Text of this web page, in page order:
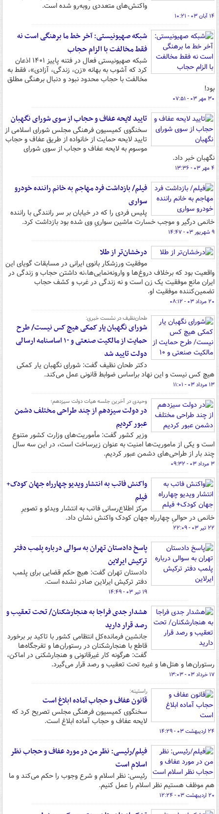
واکنش‌های متعددی روبه‌رو شده است.
۱۴ آبان ۰۳ - ۱۰:۲۱
شبکه صهیونیستی: آخر خط ما برهنگی است نه
فقط مخالفت با الزام حجاب
شبکه صهیونیستی فعال در فتنه پاییز ۱۴۰۱ اذعان
کرد که آشوب به بهانه «زن، زندگی، آزادی»، فقط به
مخالفت با حجاب محدود نبود و دنبال برهنگی مطلق
بود!
۳۰ مهر ۰۳ - ۰۷:۵۱
تایید لایحه عفاف و حجاب از سوی شورای نگهبان
سخنگوی کمیسیون فرهنگی مجلس شورای اسلامی از
تایید لایحه حمایت از خانواده از طریق عفاف و حجاب
موسوم به لایحه عفاف و حجاب از سوی شورای
نگهبان خبر داد.
۴ مهر ۰۳ - ۱۳:۳۶
فیلم/ بازداشت فرد مهاجم به خانم راننده خودرو
سواری
پلیس فردی را که در خیابان بر سر رانندگی با راننده
خانمی درگیر و موجب خسارت ماشین سواریِ وی شده بود بازداشت کرد.
۹ شهریور ۰۳ - ۱۴:۴۷
درخشان‌تر از طلا
موفقیت ورزشکار بانوی ایرانی در مسابقات گویای این
واقعیت بود که برخلاف دروغ‌ها و وارونه‌نمایی‌ها،نه داشتن حجاب و زندگی در
ایران مانع موفقیت یک زن است و نه زندگی در غرب و کشف حجاب
تضمین‌کننده موفقیت او.
۲۰ مرداد ۰۳ - ۰۸:۱۲
طحان‌نظیف در نشست خبری:
شورای نگهبان یار کمکی هیچ کس نیست/ طرح
حمایت از مالکیت صنعتی و ۱۰ اساسنامه ارسالی
دولت تایید شد
دکتر طحان نظیف گفت: شورای نگهبان یار کمکی
هیچ کس نیست و این نهاد براساس ضوابط قانونی عمل می‌کند.
۱۳ مرداد ۰۳ - ۱۱:۰۱
وحیدی در آخرین جلسه هیات دولت سیزدهم؛
در دولت سیزدهم از چند طراحی مختلف دشمن
عبور کردیم
وزیر کشور گفت: مأموریت‌های وزارت کشور متنوع
است و یکی از ماموریت‌ها امنیت به عنوان زیرساخت است، در این سه سال
چند بار از طراحی‌های دشمن عبور کردیم.
۳ مرداد ۰۳ - ۰۹:۳۲
واکنش فاتب به انتشار ویدیو چهارراه جهان کودک+
فیلم
مرکز اطلاع‌رسانی فاتب به انتشار ویدئو و تصویرِ
خانمی در حوالیِ چهارراه جهان کودک واکنش نشان داد.
۲۲ تیر ۰۳ - ۲۲:۰۹
پاسخ دادستان تهران به سوالی درباره پلمب دفتر
ترکیش ایرلاین
دادستان تهران گفت: هیچ حکم قضایی برای پلمب
دفتر ترکیش ایرلاین صادر نشده است.
۱۹ تیر ۰۳ - ۱۴:۴۹
هشدار جدی فراجا به هنجارشکنان/ تحت تعقیب و
رصد قرار دارید
جانشین فرمانده‌کل انتظامی کشور با تاکید بر برخورد
قاطع با هنجارشکنان در رستوران‌ها و تفرجگاه‌ها
گفت: هرگونه کار غیرقانونی و هنجارشکنی در اماکن،
رستوران‌ها و هتل‌ها و غیره تحت تعقیب و رصد قرار می‌گیرد.
۱۷ خرداد ۰۳ - ۱۳:۰۳
راستینه:
قانون عفاف و حجاب آماده ابلاغ است
سخنگوی کمیسیون فرهنگی مجلس تصریح کرد که
لایحه عفاف و حجاب آماده ابلاغ است.
۲۴ اردیبهشت ۰۳ - ۱۴:۲۹
فیلم/رئیسی: نظر من در مورد عفاف و حجاب نظر
اسلام است
رئیسی: نظر اسلام و شرع وجوب را حکم می‌کند و ما
هم موظف هستیم نظر اسلام را عمل کنیم.
۲۰ اردیبهشت ۰۳ - ۱۲:۲۴